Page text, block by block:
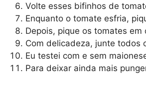
Volte esses bifinhos de
Enquanto o tomate esfria,
Depois, pique os tomates
Com delicadeza, junte todos
Eu testei com e sem
Para deixar ainda mais